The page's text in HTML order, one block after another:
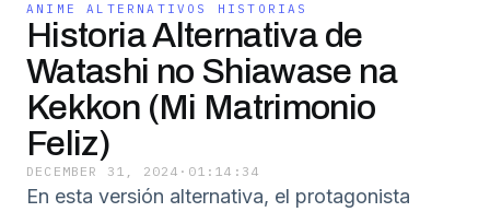
ANIME ALTERNATIVOS HISTORIAS
Historia Alternativa de
Watashi no Shiawase na
Kekkon (Mi Matrimonio
Feliz)
DECEMBER 31, 2024 · 01:14:34
En esta versión alternativa, el protagonista